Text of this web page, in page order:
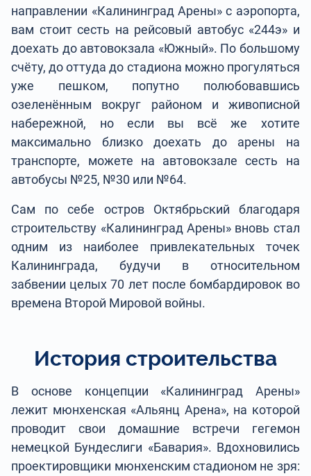
направлении «Калининград Арены» с аэропорта,
вам стоит сесть на рейсовый автобус «244э» и
доехать до автовокзала «Южный». По большому
счёту, до оттуда до стадиона можно прогуляться
уже пешком, попутно полюбовавшись
озеленённым вокруг районом и живописной
набережной, но если вы всё же хотите
максимально близко доехать до арены на
транспорте, можете на автовокзале сесть на
автобусы №25, №30 или №64.
Сам по себе остров Октябрьский благодаря
строительству «Калининград Арены» вновь стал
одним из наиболее привлекательных точек
Калининграда, будучи в относительном
забвении целых 70 лет после бомбардировок во
времена Второй Мировой войны.
История строительства
В основе концепции «Калининград Арены»
лежит мюнхенская «Альянц Арена», на которой
проводит свои домашние встречи гегемон
немецкой Бундеслиги «Бавария». Вдохновились
проектировщики мюнхенским стадионом не зря: